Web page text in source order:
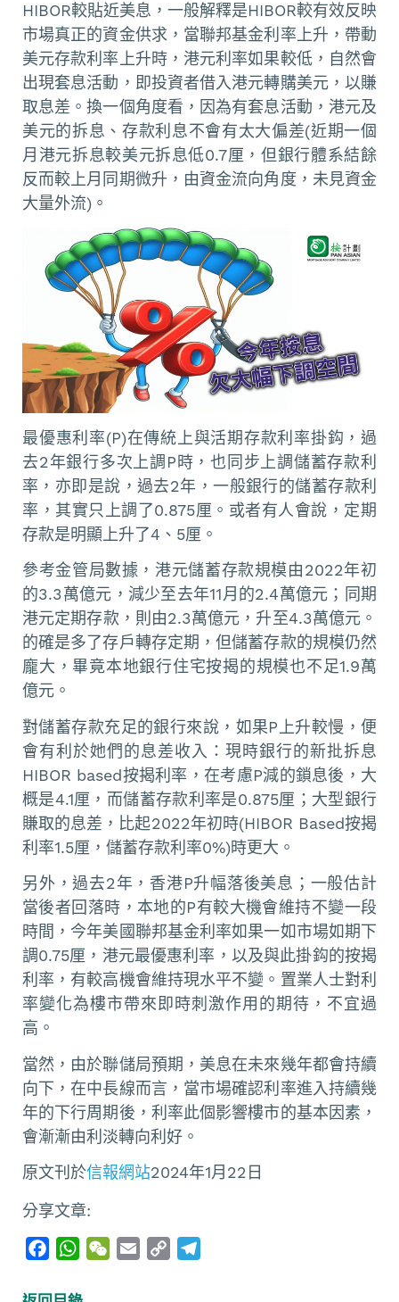
HIBOR較貼近美息，一般解釋是HIBOR較有效反映
市場真正的資金供求，當聯邦基金利率上升，帶動
美元存款利率上升時，港元利率如果較低，自然會
出現套息活動，即投資者借入港元轉購美元，以賺
取息差。換一個角度看，因為有套息活動，港元及
美元的拆息、存款利息不會有太大偏差(近期一個
月港元拆息較美元拆息低0.7厘，但銀行體系結餘
反而較上月同期微升，由資金流向角度，未見資金
大量外流)。
最優惠利率(P)在傳統上與活期存款利率掛鈎，過
去2年銀行多次上調P時，也同步上調儲蓄存款利
率，亦即是說，過去2年，一般銀行的儲蓄存款利
率，其實只上調了0.875厘。或者有人會說，定期
存款是明顯上升了4、5厘。
參考金管局數據，港元儲蓄存款規模由2022年初
的3.3萬億元，減少至去年11月的2.4萬億元；同期
港元定期存款，則由2.3萬億元，升至4.3萬億元。
的確是多了存戶轉存定期，但儲蓄存款的規模仍然
龐大，畢竟本地銀行住宅按揭的規模也不足1.9萬
億元。
對儲蓄存款充足的銀行來說，如果P上升較慢，便
會有利於她們的息差收入：現時銀行的新批拆息
HIBOR based按揭利率，在考慮P減的鎖息後，大
概是4.1厘，而儲蓄存款利率是0.875厘；大型銀行
賺取的息差，比起2022年初時(HIBOR Based按揭
利率1.5厘，儲蓄存款利率0%)時更大。
另外，過去2年，香港P升幅落後美息；一般估計
當後者回落時，本地的P有較大機會維持不變一段
時間，今年美國聯邦基金利率如果一如市場如期下
調0.75厘，港元最優惠利率，以及與此掛鈎的按揭
利率，有較高機會維持現水平不變。置業人士對利
率變化為樓市帶來即時刺激作用的期待，不宜過
高。
當然，由於聯儲局預期，美息在未來幾年都會持續
向下，在中長線而言，當市場確認利率進入持續幾
年的下行周期後，利率此個影響樓市的基本因素，
會漸漸由利淡轉向利好。
原文刊於信報網站2024年1月22日
分享文章:
c
W
a
W